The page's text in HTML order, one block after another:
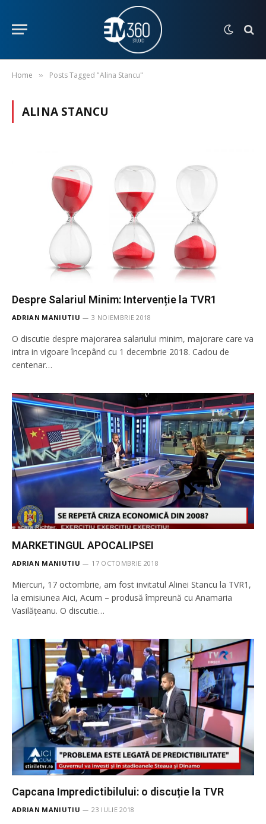
Home » Posts Tagged "Alina Stancu"
ALINA STANCU
Despre Salariul Minim: Intervenție la TVR1
ADRIAN MANIUTIU 3 NOIEMBRIE 2018
O discutie despre majorarea salariului minim, majorare care va
intra in vigoare începând cu 1 decembrie 2018. Cadou de
centenar…
MARKETINGUL APOCALIPSEI
ADRIAN MANIUTIU 17 OCTOMBRIE 2018
Miercuri, 17 octombrie, am fost invitatul Alinei Stancu la TVR1,
la emisiunea Aici, Acum – produsă împreună cu Anamaria
Vasilățeanu. O discutie…
Capcana Impredictibilului: o discuție la TVR
ADRIAN MANIUTIU 23 IULIE 2018